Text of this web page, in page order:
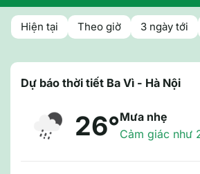
Hiện tại Theo giờ 3 ngày tới
Dự báo thời tiết Ba Vì - Hà Nội
26°Mưa nhẹ
Cảm giác như